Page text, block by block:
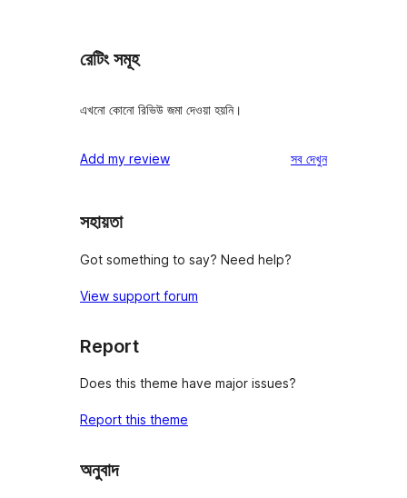
রেটিং সমূহ
এখনো কোনো রিভিউ জমা দেওয়া হয়নি।
Add my review সবরিভিউ
দেখুন
সহায়তা
Got something to say? Need help?
View support forum
Report
Does this theme have major issues?
Report this theme
অনুবাদ